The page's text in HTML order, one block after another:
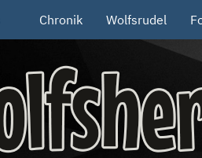
Chronik Wolfsrudel